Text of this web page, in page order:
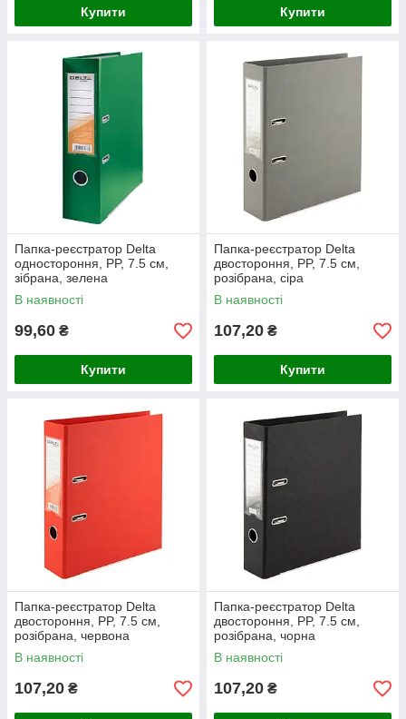
Купити Купити
Папка-реєстратор Delta
одностороння, PP, 7.5 см,
зібрана, зелена
В наявності
99,60 ₴
Купити
Папка-реєстратор Delta
двостороння, PP, 7.5 см,
розібрана, сіра
В наявності
107,20 ₴
Купити
Папка-реєстратор Delta
двостороння, PP, 7.5 см,
розібрана, червона
В наявності
107,20 ₴
Папка-реєстратор Delta
двостороння, PP, 7.5 см,
розібрана, чорна
В наявності
107,20 ₴